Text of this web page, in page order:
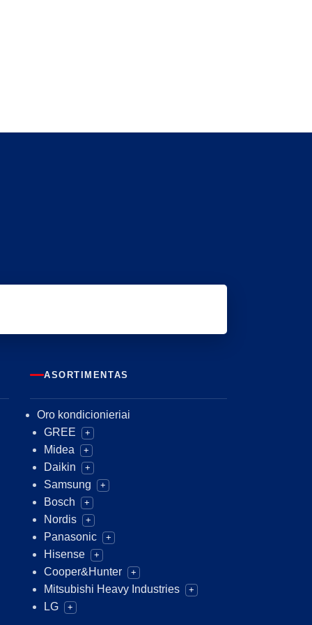
ASORTIMENTAS
Oro kondicionieriai
GREE
+
Midea +
Daikin +
Samsung +
Bosch +
Nordis +
Panasonic +
Hisense +
Cooper&Hunter +
Mitsubishi Heavy Industries +
LG +